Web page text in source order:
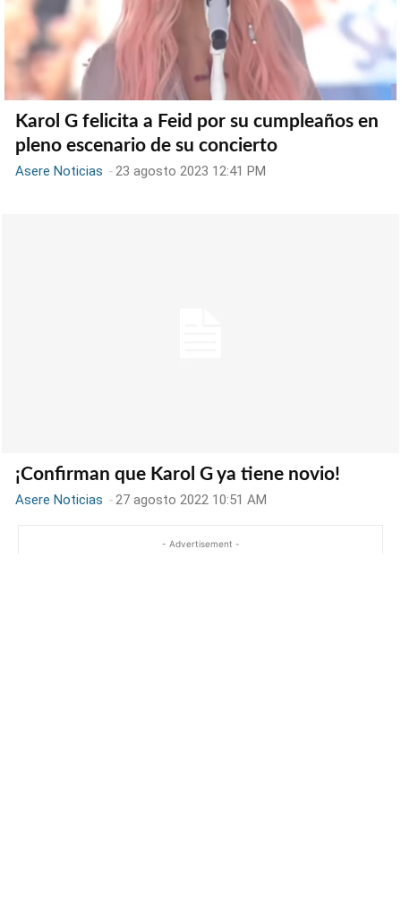
Karol G felicita a Feid por su cumpleaños en
pleno escenario de su concierto
Asere Noticias -23 agosto 2023 12:41 PM
¡Confirman que Karol G ya tiene novio!
Asere Noticias -27 agosto 2022 10:51 AM
- Advertisement -